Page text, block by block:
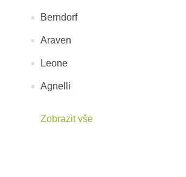
Berndorf
Araven
Leone
Agnelli
Zobrazit vše